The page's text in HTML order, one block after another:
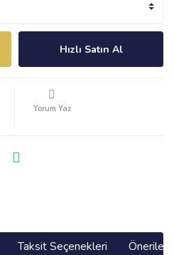
Hızlı Satın Al
Yorum Yaz
Taksit Seçenekleri